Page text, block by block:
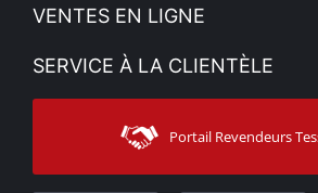
L'entreprise
Voir nos actualités
Sitemap
VENTES EN LIGNE
Mon compte
Moyens d’expédition
SERVICE À LA CLIENTÈLE
Contacter
Assistance aux clients
Suivi des commandes
Portail Revendeurs